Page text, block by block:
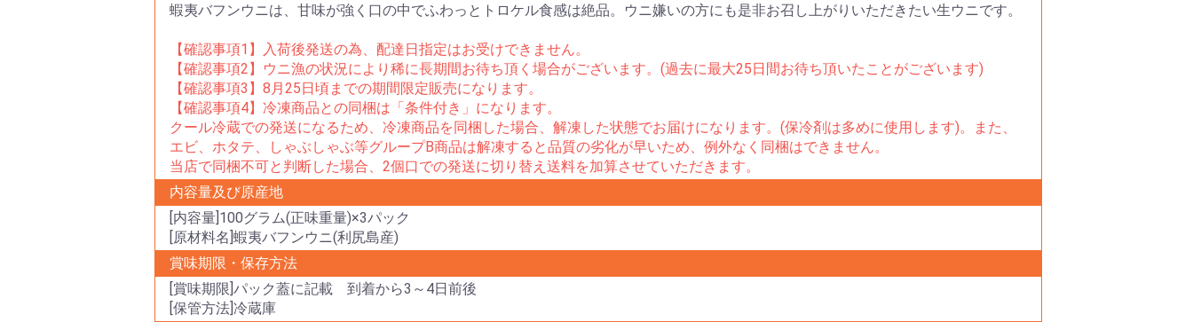
蝦夷バフンウニは、甘味が強く口の中でふわっとトロケル食感は絶品。ウニ嫌いの方にも是非お召し上がりいただきたい生ウニです。
【確認事項1】入荷後発送の為、配達日指定はお受けできません。
【確認事項2】ウニ漁の状況により稀に長期間お待ち頂く場合がございます。(過去に最大25日間お待ち頂いたことがございます)
【確認事項3】8月25日頃までの期間限定販売になります。
【確認事項4】冷凍商品との同梱は「条件付き」になります。
クール冷蔵での発送になるため、冷凍商品を同梱した場合、解凍した状態でお届けになります。(保冷剤は多めに使用します)。また、
エビ、ホタテ、しゃぶしゃぶ等グループB商品は解凍すると品質の劣化が早いため、例外なく同梱はできません。
当店で同梱不可と判断した場合、2個口での発送に切り替え送料を加算させていただきます。
内容量及び原産地
[内容量]100グラム(正味重量)×3パック
[原材料名]蝦夷バフンウニ(利尻島産)
賞味期限・保存方法
[賞味期限]パック蓋に記載 到着から3～4日前後
[保管方法]冷蔵庫